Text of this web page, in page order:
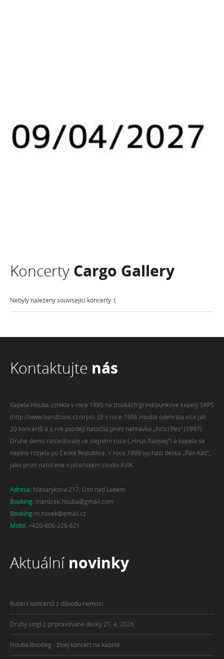
Koncerty Cargo Gallery
Nebyly nalezeny související koncerty :(
Kontaktujte nás
Kapela Houba vznikla v roce 1995 na troskách grind/punkové kapely SRPŠ
(http://www.bandzone.cz/srps). Již v roce 1996 Houba odehrála více jak
20 koncertů a o rok později natočila první nahrávku „Fičící Pes“ (1997).
Druhé demo následovalo ve stejném roce („Hnus fialovej“) a kapela se
naplno rozjela po České Republice. V roce 1999 vychází deska „Pan Káč“,
jako první natočené v plzeňském studiu AVIK.
Adresa: Masarykova 217, Ústí nad Labem
Booking: marticek.houba@gmail.com
Booking:m.nosek@email.cz
Mobil: +420-606-226-621
Aktuální novinky
Rušení koncertů z důvodu nemoci
Druhý singl z připravované desky 21. 4. 2026
Houba.Bootleg - živej koncert na kazetě